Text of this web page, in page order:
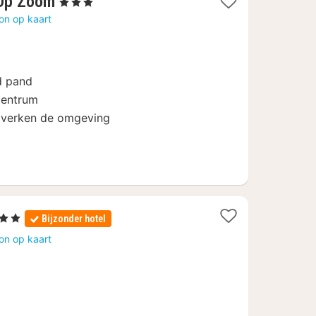
op kaart
pand
de omgeving
Bijzonder hotel
op kaart